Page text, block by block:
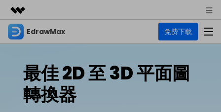
精選產品
實用工具
解決方案
關於我們
新聞中心
EdrawMax 免费下载
EdrawMax
圖表
商業用途
最佳 2D 至 3D 平面圖
轉換器